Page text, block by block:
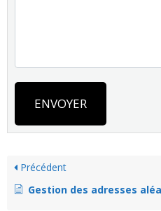
ENVOYER
Précédent
Gestion des adresses aléatoires